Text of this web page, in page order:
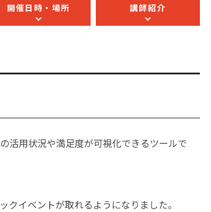
開催日時・場所 講師紹介
活用状況や満足度が可視化できるツールで
イベントが取れるようになりました。